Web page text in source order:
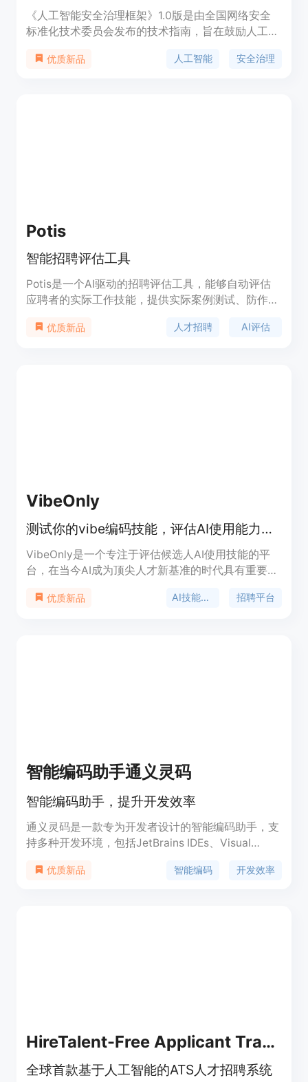
《人工智能安全治理框架》1.0版是由全国网络安全
标准化技术委员会发布的技术指南，旨在鼓励人工智
险。该框架提出了包容审慎、确保安全，风险导向、
优质新品 人工智能 安全治理
Potis
智能招聘评估工具
Potis是一个AI驱动的招聘评估工具，能够自动评估
应聘者的实际工作技能，提供实际案例测试、防作弊
动化评估可以节省高达80%的招聘初始预算，并加速
优质新品 人才招聘 AI评估
VibeOnly
测试你的vibe编码技能，评估AI使用能力，用于招聘AI人才
VibeOnly是一个专注于评估候选人AI使用技能的平
台，在当今AI成为顶尖人才新基准的时代具有重要意
的精英人才，通过实际的UI挑战和评估，反映候选人
优质新品 AI技能评估 招聘平台
智能编码助手通义灵码
智能编码助手，提升开发效率
通义灵码是一款专为开发者设计的智能编码助手，支
持多种开发环境，包括JetBrains IDEs、Visual
AI技术，帮助开发者快速完成编码任务，提高编码效
优质新品 智能编码 开发效率
HireTalent-Free Applicant TrackingSystem
全球首款基于人工智能的ATS人才招聘系统